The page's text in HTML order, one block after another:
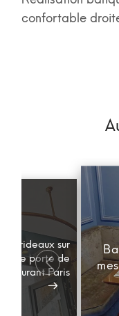
confortable
à rideaux sur
de porte de
Paris